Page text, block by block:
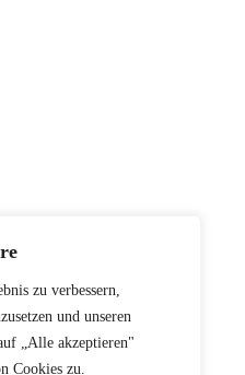
zu verbessern,
und unseren
„Alle akzeptieren"
Cookies zu.